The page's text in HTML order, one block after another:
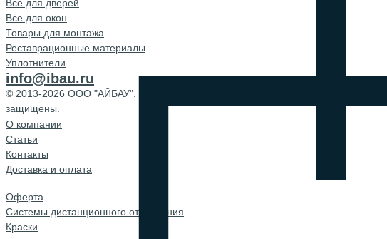
Все для дверей
Все для окон
Товары для монтажа
Реставрационные материалы
Уплотнители
info@ibau.ru
© 2013-2026 ООО "АЙБАУ". Все права
защищены.
О компании
Cтатьи
Контакты
Доставка и оплата
Оферта
Системы дистанционного открывания
Краски